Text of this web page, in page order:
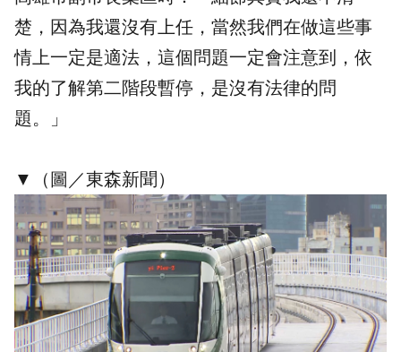
楚，因為我還沒有上任，當然我們在做這些事
情上一定是適法，這個問題一定會注意到，依
我的了解第二階段暫停，是沒有法律的問
題。」
▼（圖／東森新聞）